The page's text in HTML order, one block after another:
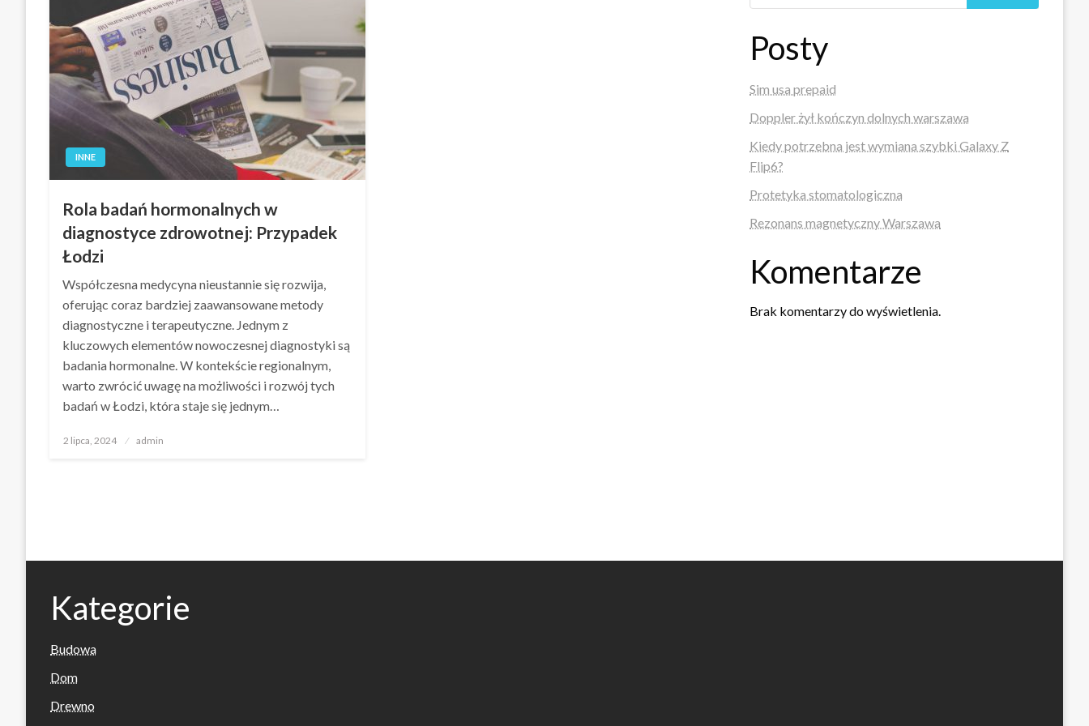
INNE
Rola badań hormonalnych w
diagnostyce zdrowotnej: Przypadek
Łodzi
Współczesna medycyna nieustannie się rozwija,
oferując coraz bardziej zaawansowane metody
diagnostyczne i terapeutyczne. Jednym z
kluczowych elementów nowoczesnej diagnostyki są
badania hormonalne. W kontekście regionalnym,
warto zwrócić uwagę na możliwości i rozwój tych
badań w Łodzi, która staje się jednym…
Opublikowane
2 lipca, 2024 admin
Posty
Sim usa prepaid
Doppler żył kończyn dolnych warszawa
Kiedy potrzebna jest wymiana szybki Galaxy Z
Flip6?
Protetyka stomatologiczna
Rezonans magnetyczny Warszawa
Komentarze
Brak komentarzy do wyświetlenia.
Kategorie
Budowa
Dom
Drewno